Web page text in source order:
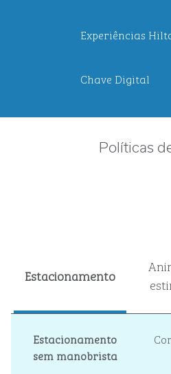
Experiências
Chave Digital
Políticas
Estacionamento
Estacionamento
sem manobrista